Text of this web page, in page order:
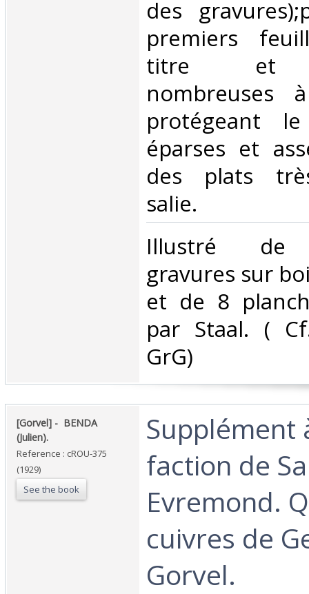
des
premiers
titre et
nombreuses
protégeant
éparses et
des plats
salie.‎
‎Illustré de
gravures sur
et de 8
par Staal. (
GrG) ‎
‎[Gorvel] - ‎ ‎BENDA
(Julien).‎
Reference : cROU-375
(1929)
See the book
‎Supplément
faction de
Evremond.
cuivres de
Gorvel.‎